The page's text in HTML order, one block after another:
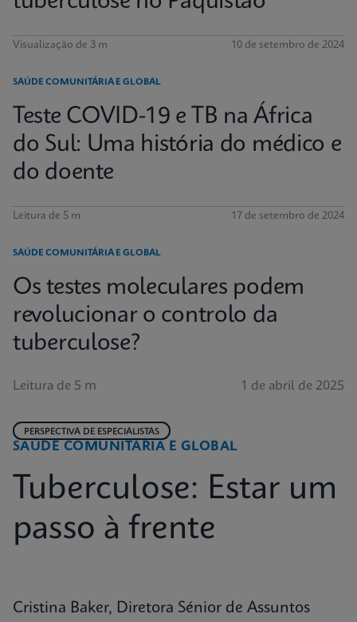
Visualização de 3 m 10 de setembro de 2024
SAÚDE COMUNITÁRIA E GLOBAL
Teste COVID-19 e TB na África
do Sul: Uma história do médico e
do doente
Leitura de 5 m 17 de setembro de 2024
SAÚDE COMUNITÁRIA E GLOBAL
Os testes moleculares podem
revolucionar o controlo da
tuberculose?
Leitura de 5 m 1 de abril de 2025
SAÚDE COMUNITÁRIA E GLOBAL
PERSPECTIVA DE ESPECIALISTAS
Tuberculose: Estar um
passo à frente
Cristina Baker, Diretora Sénior de Assuntos